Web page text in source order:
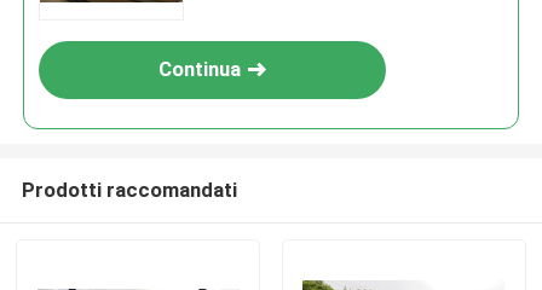
Continua
Prodotti raccomandati